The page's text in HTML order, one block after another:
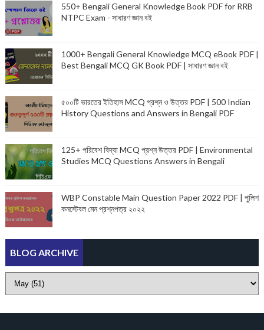
550+ Bengali General Knowledge Book PDF for RRB
NTPC Exam - সাধারণ জ্ঞান বই
1000+ Bengali General Knowledge MCQ eBook PDF |
Best Bengali MCQ GK Book PDF | সাধারণ জ্ঞান বই
৫০০টি ভারতের ইতিহাস MCQ প্রশ্ন ও উত্তর PDF | 500 Indian
History Questions and Answers in Bengali PDF
125+ পরিবেশ বিদ্যা MCQ প্রশ্ন উত্তর PDF | Environmental
Studies MCQ Questions Answers in Bengali
WBP Constable Main Question Paper 2022 PDF | পুলিশ
কনস্টেবল মেন প্রশ্নপত্র ২০২২
BLOG ARCHIVE